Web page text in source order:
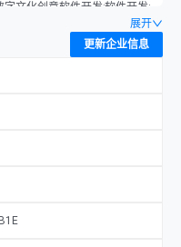
文化创意软件开发;软件开发;
技术交流、技术转让、技术
数据服务;数字技术服务;互联
备销售;电子产品销售;计算器
售（除依法须经批准的项目
于开业。
展开
更新企业信息